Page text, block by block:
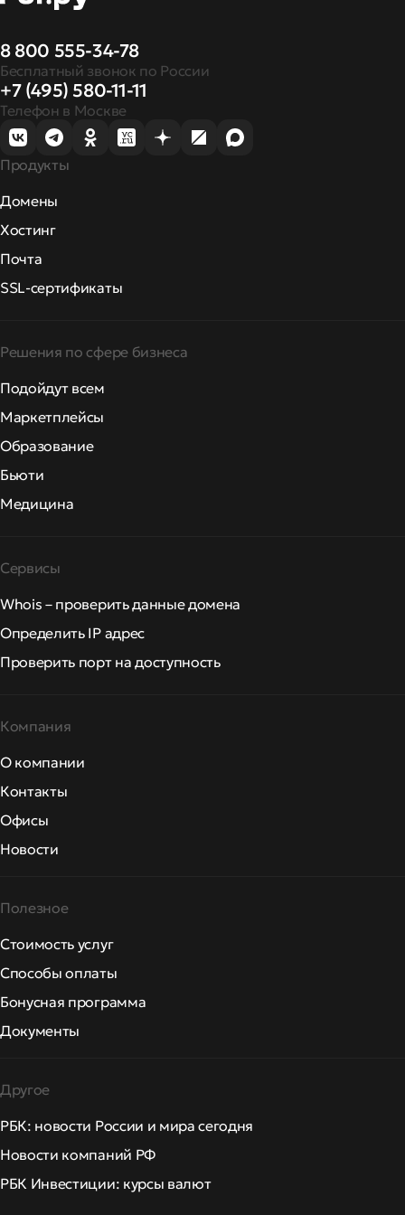
8 800 555-34-78
Бесплатный звонок по России
+7 (495) 580-11-11
Телефон в Москве
Продукты
Домены
Хостинг
Почта
SSL-сертификаты
Решения по сфере бизнеса
Подойдут всем
Маркетплейсы
Образование
Бьюти
Медицина
Сервисы
Whois – проверить данные домена
Определить IP адрес
Проверить порт на доступность
Компания
О компании
Контакты
Офисы
Новости
Полезное
Стоимость услуг
Способы оплаты
Бонусная программа
Документы
Другое
РБК: новости России и мира сегодня
Новости компаний РФ
РБК Инвестиции: курсы валют